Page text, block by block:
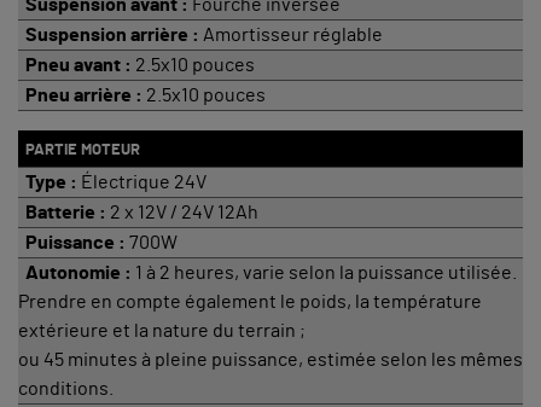
Suspension avant : Fourche inversée
Suspension arrière : Amortisseur réglable
Pneu avant : 2.5x10 pouces
Pneu arrière : 2.5x10 pouces
PARTIE MOTEUR
Type : Électrique 24V
Batterie : 2 x 12V / 24V 12Ah
Puissance : 700W
Autonomie : 1 à 2 heures, varie selon la puissance utilisée.
Prendre en compte également le poids, la température
extérieure et la nature du terrain ;
ou 45 minutes à pleine puissance, estimée selon les mêmes
conditions.